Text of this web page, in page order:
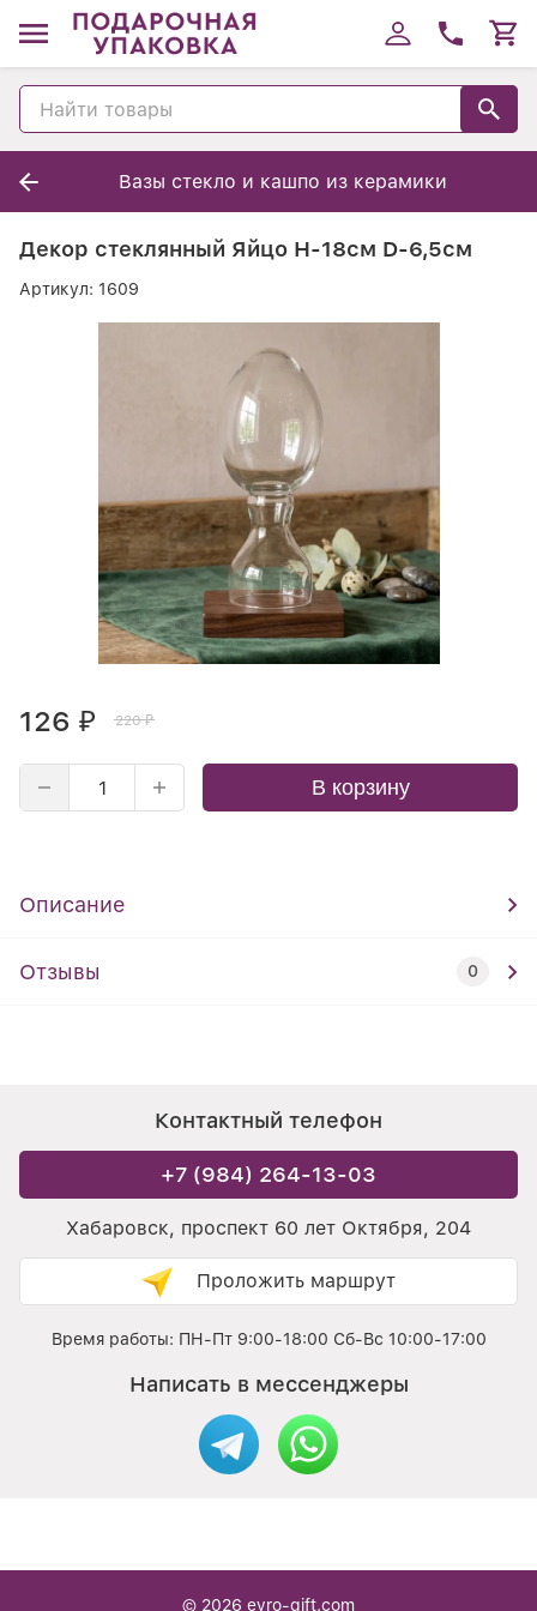
Вазы стекло и кашпо из керамики
Декор стеклянный Яйцо Н-18см D-6,5см
Артикул: 1609
126 ₽ 220₽
В корзину
Описание
Отзывы 0
Контактный телефон
+7 (984) 264-13-03
Хабаровск, проспект 60 лет Октября, 204
Проложить маршрут
Время работы: ПН-Пт 9:00-18:00 Сб-Вс 10:00-17:00
Написать в мессенджеры
© 2026 evro-gift.com